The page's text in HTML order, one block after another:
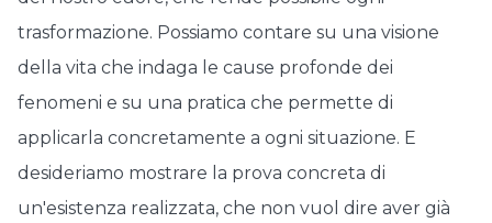
trasformazione. Possiamo contare su una visione
della vita che indaga le cause profonde dei
fenomeni e su una pratica che permette di
applicarla concretamente a ogni situazione. E
desideriamo mostrare la prova concreta di
un'esistenza realizzata, che non vuol dire aver già